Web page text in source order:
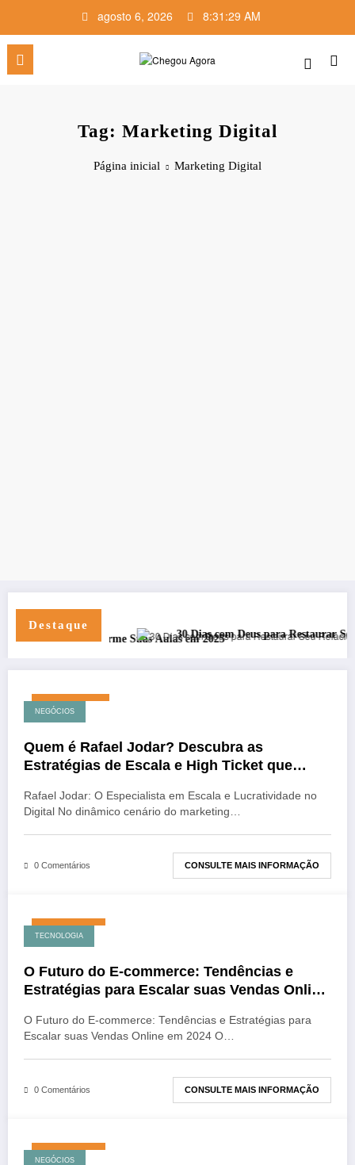
o
conteúdo
agosto 6, 2026 8:31:29 AM
Tag: Marketing Digital
Página inicial Marketing Digital
Destaque
– Transforme Suas Aulas em 202530 Dias com Deus para Restaurar Seu
agosto 3, 2026
NEGÓCIOS
Quem é Rafael Jodar? Descubra as
Estratégias de Escala e High Ticket que
Rafael Jodar: O Especialista em Escala e Lucratividade no
Digital No dinâmico cenário do marketing…
0 Comentários CONSULTE MAIS INFORMAÇÃO
julho 31, 2026
TECNOLOGIA
O Futuro do E-commerce: Tendências e
Estratégias para Escalar suas Vendas Online
O Futuro do E-commerce: Tendências e Estratégias para
Escalar suas Vendas Online em 2024 O…
0 Comentários CONSULTE MAIS INFORMAÇÃO
julho 30, 2026
NEGÓCIOS